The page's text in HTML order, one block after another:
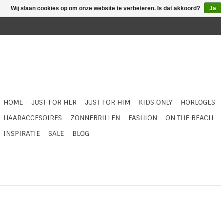
HOME JUST FOR HER JUST FOR HIM KIDS ONLY HORLOGES
HAARACCESOIRES
ZONNEBRILLEN FASHION ON THE BEACH
INSPIRATIE
SALE BLOG
Wij slaan cookies op om onze website te verbeteren. Is dat akkoord? Ja